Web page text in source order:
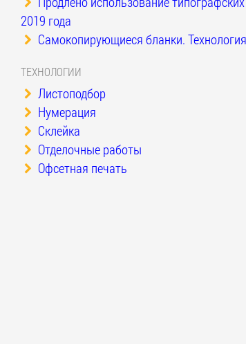
2019 года
Самокопирующиеся бланки.
ТЕХНОЛОГИИ
Листоподбор
Нумерация
Склейка
Отделочные работы
Офсетная печать